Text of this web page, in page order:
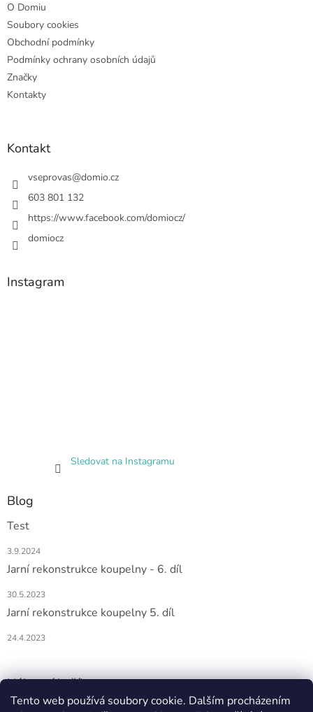
Tento web používá soubory cookie. Dalším procházením
O Domiu
Soubory cookies
Obchodní podmínky
Podmínky ochrany osobních údajů
Značky
Kontakty
Kontakt
vseprovas@domio.cz
603 801 132
https://www.facebook.com/domiocz/
domiocz
Instagram
Sledovat na Instagramu
Blog
Test
3.9.2024
Jarní rekonstrukce koupelny - 6. díl
30.5.2023
Jarní rekonstrukce koupelny 5. díl
24.4.2023
Nákupní košík